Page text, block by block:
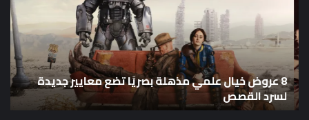
مذهلة
بصريًا
تضع
معايير
جديدة
لسرد
القصص
8 عروض خيال علمي مذهلة بصريًا تضع معايير جديدة
لسرد القصص